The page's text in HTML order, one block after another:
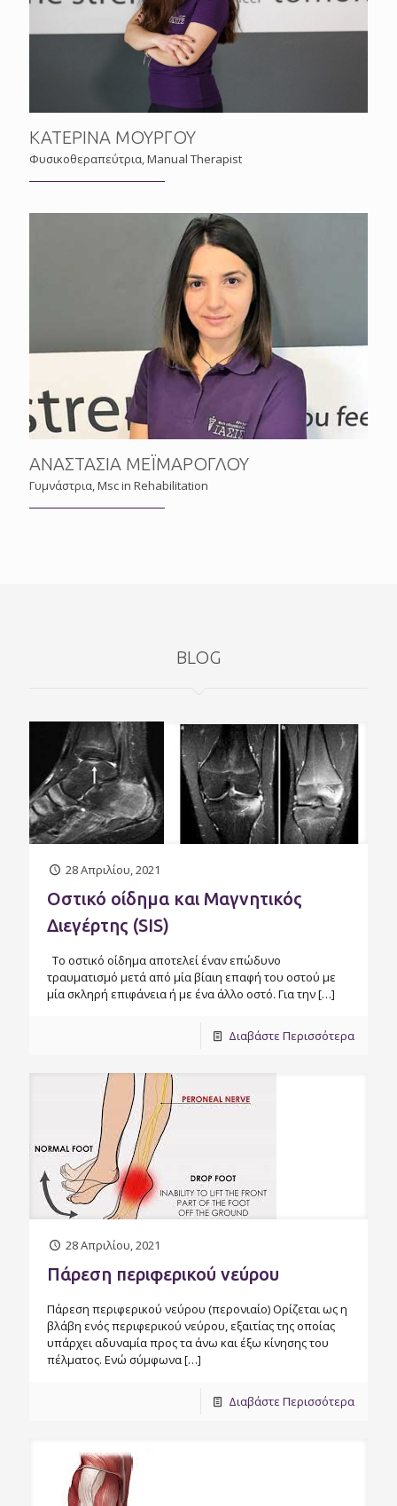
ΚΑΤΕΡΙΝΑ ΜΟΥΡΓΟΥ
Φυσικοθεραπεύτρια, Manual Therapist
ΑΝΑΣΤΑΣΙΑ ΜΕΪΜΑΡΟΓΛΟΥ
Γυμνάστρια, Msc in Rehabilitation
BLOG
28 Απριλίου, 2021
Οστικό οίδημα και Μαγνητικός
Διεγέρτης (SIS)
Το οστικό οίδημα αποτελεί έναν επώδυνο
τραυματισμό μετά από μία βίαιη επαφή του οστού με
μία σκληρή επιφάνεια ή με ένα άλλο οστό. Για την[…]
Διαβάστε Περισσότερα
28 Απριλίου, 2021
Πάρεση περιφερικού νεύρου
Πάρεση περιφερικού νεύρου (περονιαίο) Ορίζεται ως η
βλάβη ενός περιφερικού νεύρου, εξαιτίας της οποίας
υπάρχει αδυναμία προς τα άνω και έξω κίνησης του
πέλματος. Ενώ σύμφωνα[…]
Διαβάστε Περισσότερα